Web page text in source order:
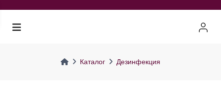
Каталог Дезинфекция